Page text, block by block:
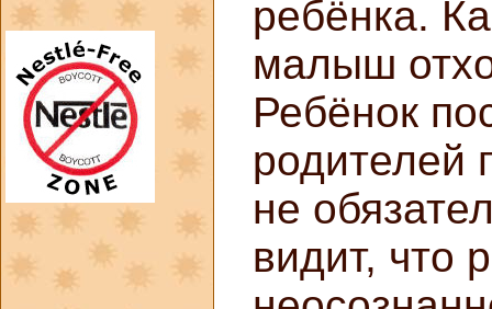
ребёнка.
малыш
Ребёнок
родителей
не
видит, что